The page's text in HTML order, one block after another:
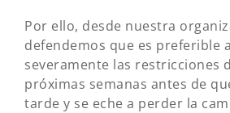
Por ello, desde nuestra
defendemos que es preferible
severamente las restricciones
próximas semanas antes de
tarde y se eche a perder la